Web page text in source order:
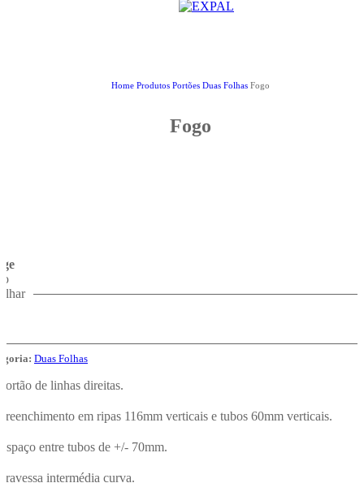
Home Produtos Portões Duas Folhas Fogo
Fogo
Duas Folhas
de linhas direitas.
em ripas 116mm verticais e tubos 60mm verticais.
entre tubos de +/- 70mm.
intermédia curva.